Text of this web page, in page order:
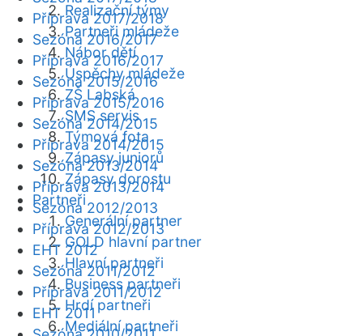
Realizační týmy
Partneři mládeže
Nábor dětí
Úspěchy mládeže
ZŠ Labská
SMS servis
Týmová fota
Zápasy juniorů
Zápasy dorostu
Partneři
Generální partner
GOLD hlavní partner
Hlavní partneři
Business partneři
Hrdí partneři
Mediální partneři
Příprava 2017/2018
Sezóna 2016/2017
Příprava 2016/2017
Sezóna 2015/2016
Příprava 2015/2016
Sezóna 2014/2015
Příprava 2014/2015
Sezóna 2013/2014
Příprava 2013/2014
Sezóna 2012/2013
Příprava 2012/2013
EHT 2012
Sezóna 2011/2012
Příprava 2011/2012
EHT 2011